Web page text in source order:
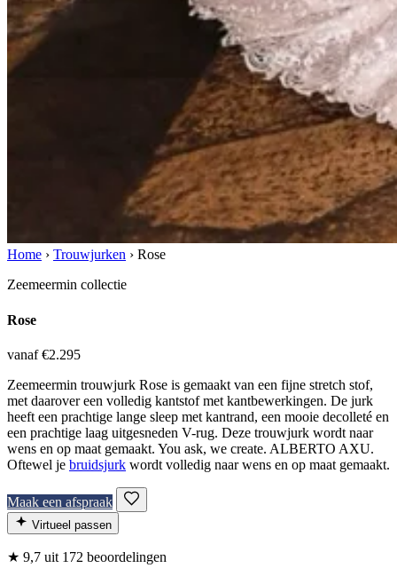
Home › Trouwjurken › Rose
Zeemeermin collectie
Rose
vanaf €2.295
Zeemeermin trouwjurk Rose is gemaakt van een fijne stretch stof,
met daarover een volledig kantstof met kantbewerkingen. De jurk
heeft een prachtige lange sleep met kantrand, een mooie decolleté en
een prachtige laag uitgesneden V-rug. Deze trouwjurk wordt naar
wens en op maat gemaakt. You ask, we create. ALBERTO AXU.
Oftewel je bruidsjurk wordt volledig naar wens en op maat gemaakt.
Maak een afspraak
Virtueel passen
★ 9,7 uit 172 beoordelingen